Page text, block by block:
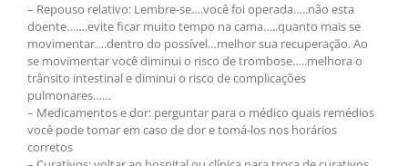
– Repouso relativo: Lembre-se….você foi operada…..não esta
doente…….evite ficar muito tempo na cama…..quanto mais se
movimentar….dentro do possível…melhor sua recuperação. Ao
se movimentar você diminui o risco de trombose…..melhora o
trânsito intestinal e diminui o risco de complicações
pulmonares……
– Medicamentos e dor: perguntar para o médico quais remédios
você pode tomar em caso de dor e tomá-los nos horários
corretos